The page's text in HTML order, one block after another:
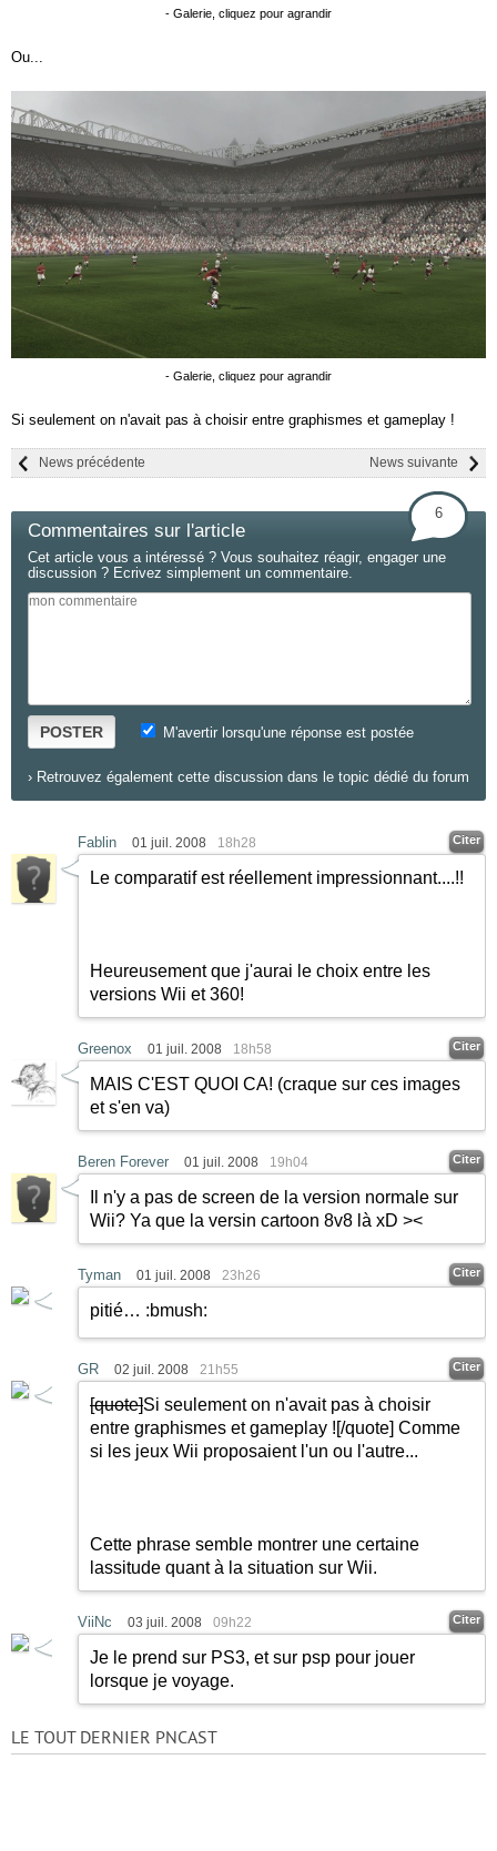
- Galerie, cliquez pour agrandir
Ou...
- Galerie, cliquez pour agrandir
Si seulement on n'avait pas à choisir entre graphismes et gameplay !
News suivante
News précédente
Commentaires sur l'article
6
Cet article vous a intéressé ? Vous souhaitez réagir, engager une
discussion ? Ecrivez simplement un commentaire.
POSTER M'avertir lorsqu'une réponse est postée
› Retrouvez également cette discussion dans le topic dédié du forum
Fablin 01 juil. 2008 18h28 Citer
Le comparatif est réellement impressionnant....!!
Heureusement que j'aurai le choix entre les
versions Wii et 360!
Greenox 01 juil. 2008 18h58 Citer
MAIS C'EST QUOI CA! (craque sur ces images
et s'en va)
Beren Forever 01 juil. 2008 19h04 Citer
Il n'y a pas de screen de la version normale sur
Wii? Ya que la versin cartoon 8v8 là xD ><
Tyman 01 juil. 2008 23h26 Citer
pitié… :bmush:
GR 02 juil. 2008 21h55 Citer
[quote]Si seulement on n'avait pas à choisir
entre graphismes et gameplay ![/quote] Comme
si les jeux Wii proposaient l'un ou l'autre...
Cette phrase semble montrer une certaine
lassitude quant à la situation sur Wii.
ViiNc 03 juil. 2008 09h22 Citer
Je le prend sur PS3, et sur psp pour jouer
lorsque je voyage.
LE TOUT DERNIER PNCAST